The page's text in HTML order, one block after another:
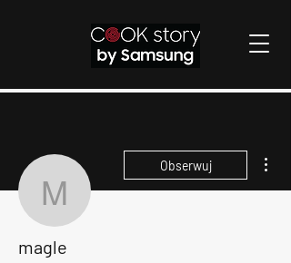
magle
Obserwuj
magle